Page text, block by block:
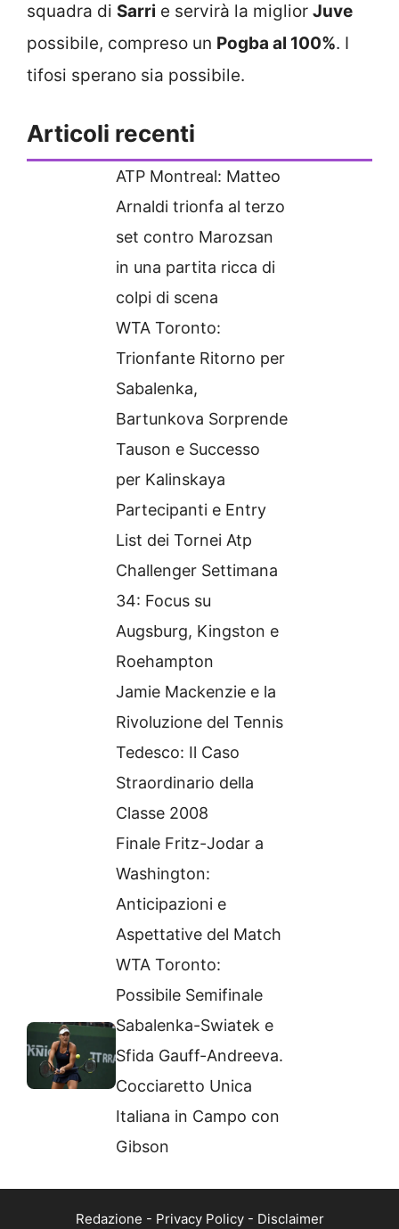
squadra di Sarri e servirà la miglior Juve
possibile, compreso un Pogba al 100%. I
tifosi sperano sia possibile.
Articoli recenti
ATP Montreal: Matteo
Arnaldi trionfa al terzo
set contro Marozsan
in una partita ricca di
colpi di scena
WTA Toronto:
Trionfante Ritorno per
Sabalenka,
Bartunkova Sorprende
Tauson e Successo
per Kalinskaya
Partecipanti e Entry
List dei Tornei Atp
Challenger Settimana
34: Focus su
Augsburg, Kingston e
Roehampton
Jamie Mackenzie e la
Rivoluzione del Tennis
Tedesco: Il Caso
Straordinario della
Classe 2008
Finale Fritz-Jodar a
Washington:
Anticipazioni e
Aspettative del Match
WTA Toronto:
Possibile Semifinale
Sabalenka-Swiatek e
Sfida Gauff-Andreeva.
Cocciaretto Unica
Italiana in Campo con
Gibson
Redazione - Privacy Policy- Disclaimer